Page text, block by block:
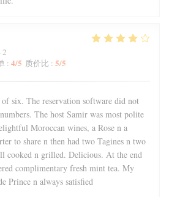
2
: 4/5 质价比 : 5/5
six. The reservation software did not
The host Samir was most polite
Moroccan wines, a Rose n a
to share n then had two Tagines n two
cooked n grilled. Delicious. At the end
complimentary fresh mint tea. My
Prince n always satisfied